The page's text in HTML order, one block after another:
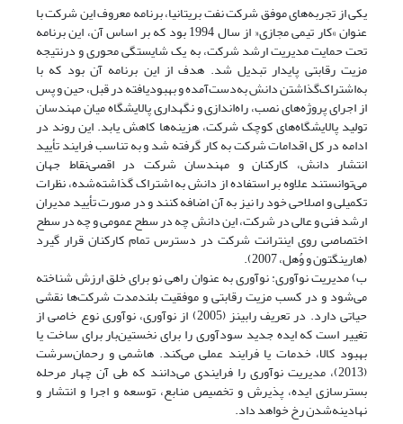
یکی از تجربه‌های موفق شرکت نفت بریتانیا، برنامه معروف این شرکت با
عنوان »کار تیمی مجازی« از سال 1994 بود که بر اساس آن، این برنامه
تحت حمایت مدیریت ارشد شرکت، به یک شایستگی محوری و درنتیجه
مزیت رقابتی پایدار تبدیل شد. هدف از این برنامه آن بود که با
به‌اشتراک‌گذاشتن دانش به‌دست‌آمده و بهبود‌یافته در قبل، حین و پس
از اجرای پروژه‌های نصب، راه‌اندازی و نگهداری پالایشگاه میان مهندسان
تولید پالایشگاه‌های کوچک شرکت، هزینه‌ها کاهش یابد. این روند در
ادامه در کل اقدامات شرکت به کار گرفته شد و به تناسب فرایند تأیید
انتشار دانش، کارکنان و مهندسان شرکت در اقصی‌نقاط جهان
می‌توانستند علاوه بر استفاده از دانش به اشتراک گذاشته‌شده، نظرات
تکمیلی و اصلاحی خود را نیز به آن اضافه کنند و در صورت تأیید مدیران
ارشد فنی و عالی در شرکت، این دانش چه در سطح عمومی و چه در سطح
اختصاصی روی اینترانت شرکت در دسترس تمام کارکنان قرار گیرد
(هارینگتون و وُهل، 2007).
ب) مدیریت نوآوری: نوآوری به عنوان راهی نو برای خلق ارزش شناخته
می‌شود و در کسب مزیت رقابتی و موفقیت بلندمدت شرکت‌ها نقشی
حیاتی دارد. در تعریف رابینز (2005) از نوآوری، نوآوری نوع خاصی از
تغییر است که ایده جدید سودآوری را برای نخستین‌بار برای ساخت یا
بهبود کالا، خدمات یا فرایند عملی می‌کند. هاشمی و رحمان‌سرشت
(2013)، مدیریت نوآوری را فرایندی می‌دانند که طی آن چهار مرحله
بسترسازی ایده، پذیرش و تخصیص منابع، توسعه و اجرا و انتشار و
نهادینه‌شدن رخ خواهد داد.